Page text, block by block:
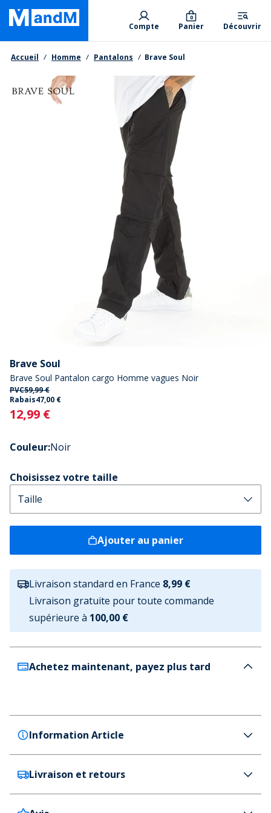
Skip
main
content
Primary departments
Compte Panier
0
Découvrir
Fil d'Ariane
Accueil Homme Pantalons Brave Soul
Brave Soul
Brave Soul Pantalon cargo Homme vagues Noir
PVC59,99 €
Rabais47,00 €
Current
12,99 €
Couleur:Noir
Choisissez votre taille
Ajouter au panier
Livraison standard en France 8,99 €
Livraison gratuite pour toute commande
supérieure à 100,00 €
Achetez maintenant, payez plus tard
Information Article
Brave Soul
Brave Soul Pantalon cargo Homme vagues Noir
Couleur
Livraison et retours